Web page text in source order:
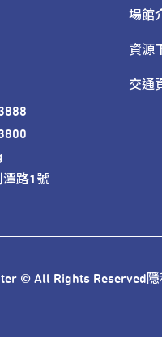
潭路1號
場館
資源
交通
© All Rights Reserved